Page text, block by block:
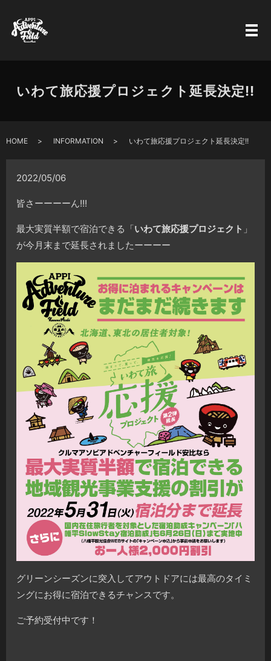
いわて旅応援プロジェクト延長決定!!
HOME INFORMATION いわて旅応援プロジェクト延長決定!!
2022/05/06
皆さーーーーん!!!
最大実質半額で宿泊できる「いわて旅応援プロジェクト 」
が今月末まで延長されましたーーーー
グリーンシーズンに突入してアウトドアには最高のタイミ
ングにお得に宿泊できるチャンスです。
ご予約受付中です！